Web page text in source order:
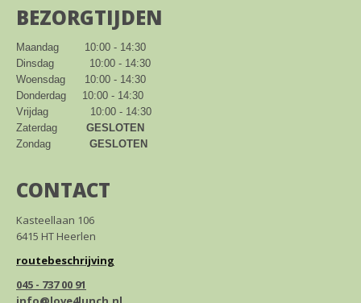
BEZORGTIJDEN
Maandag        10:00 - 14:30
Dinsdag           10:00 - 14:30
Woensdag      10:00 - 14:30
Donderdag     10:00 - 14:30
Vrijdag             10:00 - 14:30
Zaterdag GESLOTEN
Zondag GESLOTEN
CONTACT
Kasteellaan 106
6415 HT Heerlen
routebeschrijving
045 - 737 00 91